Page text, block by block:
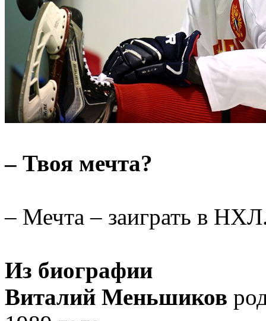
– Твоя мечта?
– Мечта – заиграть в
Из биографии
Виталий Меньшиков